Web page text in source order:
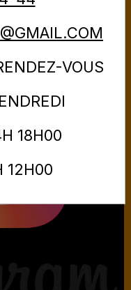
VOUS
18H00
12H00